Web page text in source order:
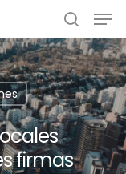
firmas